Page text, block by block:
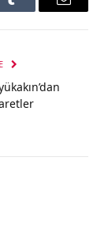
Tumblr Email